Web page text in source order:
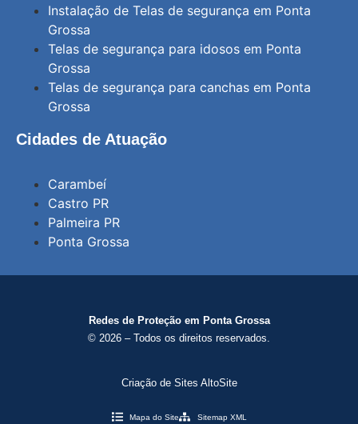
Instalação de Telas de segurança em Ponta
Grossa
Telas de segurança para idosos em Ponta
Grossa
Telas de segurança para canchas em Ponta
Grossa
Cidades de Atuação
Carambeí
Castro PR
Palmeira PR
Ponta Grossa
Redes de Proteção em Ponta Grossa
© 2026 – Todos os direitos reservados.
Criação de Sites AltoSite
Mapa do Site Sitemap XML